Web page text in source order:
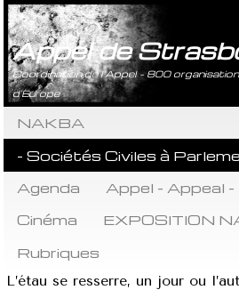
Appel de
Coordination de l’Appel - 800
d’Europe
NAKBA
- Sociétés Civiles à
Agenda
Appel - Appeal
Cinéma
EXPOSITION
Rubriques
L’étau se resserre, un jour ou